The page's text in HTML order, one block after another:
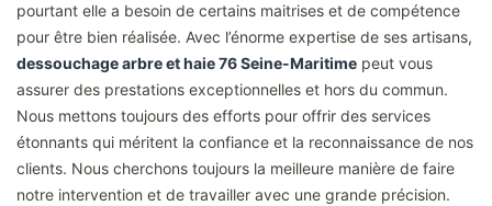
pourtant elle a besoin de certains maitrises et de compétence
pour être bien réalisée. Avec l’énorme expertise de ses artisans,
dessouchage arbre et haie 76 Seine-Maritime peut vous
assurer des prestations exceptionnelles et hors du commun.
Nous mettons toujours des efforts pour offrir des services
étonnants qui méritent la confiance et la reconnaissance de nos
clients. Nous cherchons toujours la meilleure manière de faire
notre intervention et de travailler avec une grande précision.